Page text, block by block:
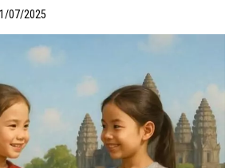
07/2025